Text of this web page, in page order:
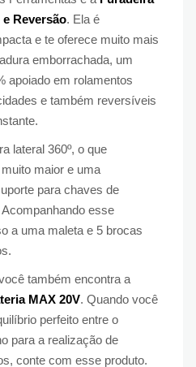
Reversão. Ela é
e te oferece muito mais
emborrachada, um
apoiado em rolamentos
e também reversíveis
lateral 360º, o que
maior e uma
para chaves de
esse
a uma maleta e 5 brocas
também encontra a
MAX 20V. Quando você
perfeito entre o
para a realização de
conte com esse produto.